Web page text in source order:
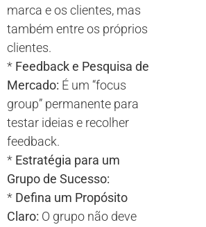
marca e os clientes, mas
também entre os próprios
clientes.
* Feedback e Pesquisa de
Mercado: É um “focus
group” permanente para
testar ideias e recolher
feedback.
* Estratégia para um
Grupo de Sucesso:
* Defina um Propósito
Claro: O grupo não deve